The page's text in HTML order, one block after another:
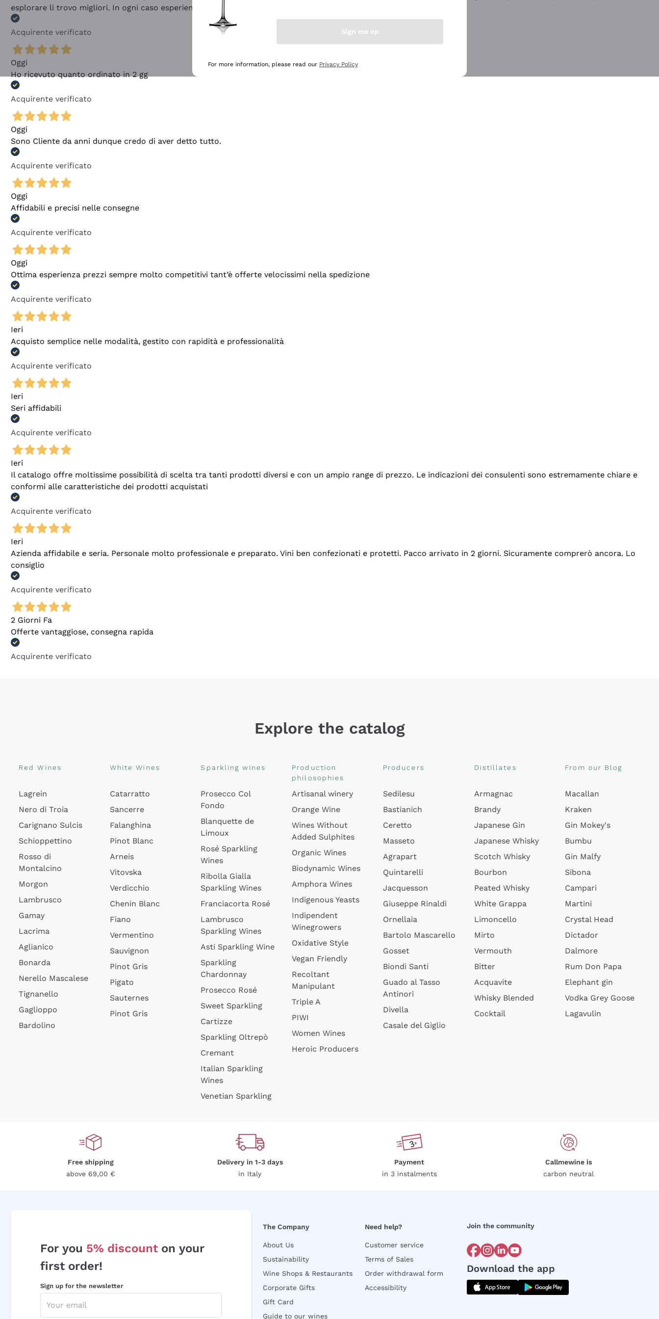
esplorare li trovo migliori. In ogni caso esperienza buona e lo consiglio! 👍
Acquirente verificato
Oggi
Ho ricevuto quanto ordinato in 2 gg
Acquirente verificato
Oggi
Sono Cliente da anni dunque credo di aver detto tutto.
Acquirente verificato
Oggi
Affidabili e precisi nelle consegne
Acquirente verificato
Oggi
Ottima esperienza prezzi sempre molto competitivi tant’è offerte velocissimi nella spedizione
Acquirente verificato
Ieri
Acquisto semplice nelle modalità, gestito con rapidità e professionalità
Acquirente verificato
Ieri
Seri affidabili
Acquirente verificato
Ieri
Il catalogo offre moltissime possibilità di scelta tra tanti prodotti diversi e con un ampio range di prezzo. Le indicazioni dei consulenti sono estremamente chiare e
conformi alle caratteristiche dei prodotti acquistati
Acquirente verificato
Ieri
Azienda affidabile e seria. Personale molto professionale e preparato. Vini ben confezionati e protetti. Pacco arrivato in 2 giorni. Sicuramente comprerò ancora. Lo
consiglio
Acquirente verificato
2 Giorni Fa
Offerte vantaggiose, consegna rapida
Acquirente verificato
Explore the catalog
Red Wines
Lagrein
Nero di Troia
Carignano Sulcis
Schioppettino
Rosso di
Montalcino
Morgon
Lambrusco
Gamay
Lacrima
Aglianico
Bonarda
Nerello Mascalese
Tignanello
Gaglioppo
Bardolino
White Wines
Catarratto
Sancerre
Falanghina
Pinot Blanc
Arneis
Vitovska
Verdicchio
Chenin Blanc
Fiano
Vermentino
Sauvignon
Pinot Gris
Pigato
Sauternes
Pinot Gris
Sparkling wines
Prosecco Col
Fondo
Blanquette de
Limoux
Rosé Sparkling
Wines
Ribolla Gialla
Sparkling Wines
Franciacorta Rosé
Lambrusco
Sparkling Wines
Asti Sparkling Wine
Sparkling
Chardonnay
Prosecco Rosé
Sweet Sparkling
Cartizze
Sparkling Oltrepò
Cremant
Italian Sparkling
Wines
Venetian Sparkling
Production
philosophies
Artisanal winery
Orange Wine
Wines Without
Added Sulphites
Organic Wines
Biodynamic Wines
Amphora Wines
Indigenous Yeasts
Indipendent
Winegrowers
Oxidative Style
Vegan Friendly
Recoltant
Manipulant
Triple A
PIWI
Women Wines
Heroic Producers
Producers
Sedilesu
Bastianich
Ceretto
Masseto
Agrapart
Quintarelli
Jacquesson
Giuseppe Rinaldi
Ornellaia
Bartolo Mascarello
Gosset
Biondi Santi
Guado al Tasso
Antinori
Divella
Casale del Giglio
Distillates
Armagnac
Brandy
Japanese Gin
Japanese Whisky
Scotch Whisky
Bourbon
Peated Whisky
White Grappa
Limoncello
Mirto
Vermouth
Bitter
Acquavite
Whisky Blended
Cocktail
From our Blog
Macallan
Kraken
Gin Mokey's
Bumbu
Gin Malfy
Sibona
Campari
Martini
Crystal Head
Dictador
Dalmore
Rum Don Papa
Elephant gin
Vodka Grey Goose
Lagavulin
Free shipping
above 69,00 €
Delivery in 1-3 days
in Italy
Payment
in 3 instalments
Callmewine is
carbon neutral
For you 5% discount on your
first order!
Sign up for the newsletter
The Company
About Us
Sustainability
Wine Shops & Restaurants
Corporate Gifts
Gift Card
Guide to our wines
Need help?
Customer service
Terms of Sales
Order withdrawal form
Accessibility
Join the community
Download the app
Sign me up
For more information, please read our Privacy Policy